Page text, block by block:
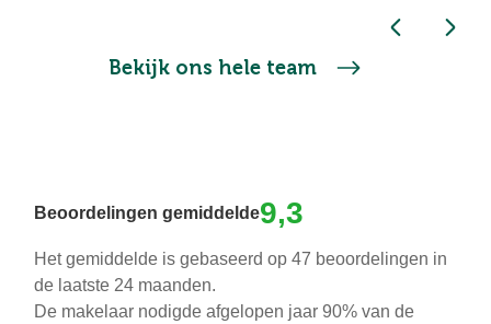
Bekijk ons hele team